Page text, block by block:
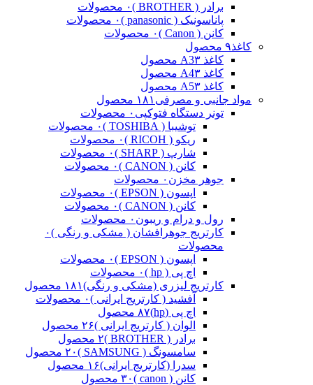
برادر ( BROTHER )
۰ محصولات
پاناسونیک ( panasonic )
۰ محصولات
کانن ( Canon )
۰ محصولات
کاغذ۹ محصول
کاغذ A3 ۳ محصول
کاغذ A4 ۳ محصول
کاغذ A5 ۳ محصول
مواد جانبی و مصرفی ۱۸۱ محصول
تونر دستگاه فتوکپی ۰ محصولات
توشیبا ( TOSHIBA )
۰ محصولات
ریکو ( RICOH )
۰ محصولات
شارپ ( SHARP )
۰ محصولات
کانن ( CANON )
۰ محصولات
جوهر مخزن ۰ محصولات
اپسون ( EPSON )
۰ محصولات
کانن ( CANON )
۰ محصولات
رول و درام و ریبون ۰ محصولات
کارتریج جوهرافشان ( مشکی و رنگی )۰
محصولات
اپسون ( EPSON )
۰ محصولات
اچ پی ( hp )
۰ محصولات
کارتریج لیزری (مشکی و رنگی)۱۸۱ محصول
آفشید ( کارتریج ایرانی )۰ محصولات
اچ پی (hp)
۸۷ محصول
الوان ( کارتریج ایرانی )۲۶ محصول
برادر ( BROTHER )
۲ محصول
سامسونگ ( SAMSUNG )
۲۰ محصول
سدرا (کارتریج ایرانی)۱۶ محصول
کانن ( canon )
۳۰ محصول